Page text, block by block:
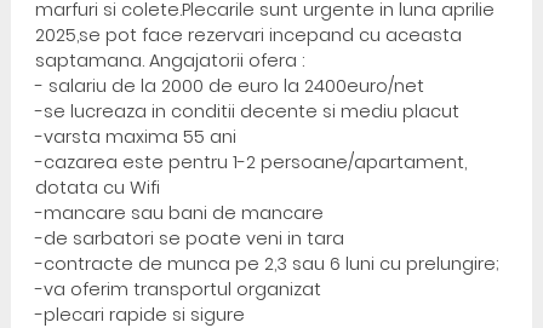
marfuri si colete.Plecarile sunt urgente in luna aprilie
2025,se pot face rezervari incepand cu aceasta
saptamana. Angajatorii ofera :
- salariu de la 2000 de euro la 2400euro/net
-se lucreaza in conditii decente si mediu placut
-varsta maxima 55 ani
-cazarea este pentru 1-2 persoane/apartament,
dotata cu Wifi
-mancare sau bani de mancare
-de sarbatori se poate veni in tara
-contracte de munca pe 2,3 sau 6 luni cu prelungire;
-va oferim transportul organizat
-plecari rapide si sigure